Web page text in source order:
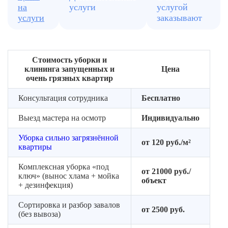
выезда
и
оборудование
на
услуги
услуги
услугой
заказывают
Стоимость уборки и
клининга запущенных и
очень грязных квартир
Цена
Консультация сотрудника Бесплатно
Выезд мастера на осмотр Индивидуально
Уборка сильно загрязнённой
квартиры
от 120 руб./м²
Комплексная уборка «под
ключ» (вынос хлама + мойка
+ дезинфекция)
от 21000 руб./
объект
Сортировка и разбор завалов
(без вывоза)
от 2500 руб.